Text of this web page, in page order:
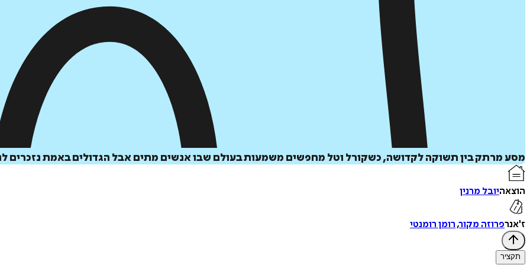
מסע מרתק בין תשוקה לקדושה, כשקורל וטל מחפשים משמעות בעולם שבו אנשים מתים אבל הגדולים באמת נזכרים
הוצאהיובל מרנין
ז'אנרפרוזה מקור,רומן רומנטי
תקציר